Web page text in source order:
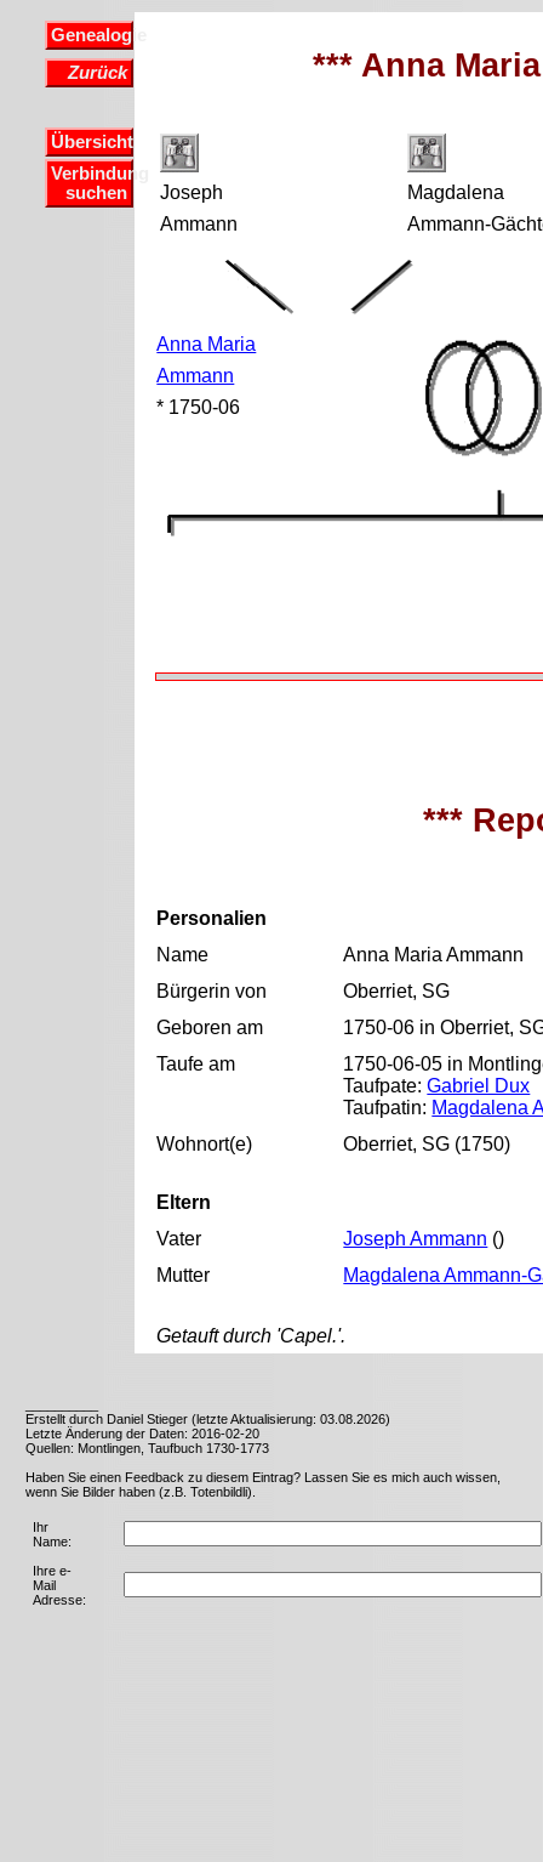
Genealogie
Zurück
Übersicht
Verbindung
suchen
*** Anna
Joseph
Ammann
Magdalena
Ammann-
Anna Maria
Ammann
* 1750-06
***
Personalien
Name
Anna Maria Ammann
Bürgerin von
Oberriet, SG
Geboren am
1750-06 in Oberriet,
Taufe am
1750-06-05 in
Taufpate:Gabriel Dux
Taufpatin: Magdalena
Wohnort(e)
Oberriet, SG (1750)
Eltern
Vater
Joseph Ammann ()
Mutter
Magdalena Ammann-
Getauft durch 'Capel.'.
Erstellt durch Daniel Stieger (letzte Aktualisierung: 03.08.2026)
Letzte Änderung der Daten: 2016-02-20
Quellen: Montlingen, Taufbuch 1730-1773
Haben Sie einen Feedback zu diesem Eintrag? Lassen Sie es mich auch wissen,
wenn Sie Bilder haben (z.B. Totenbildli).
Ihr
Name:
Ihre e-
Mail
Adresse: